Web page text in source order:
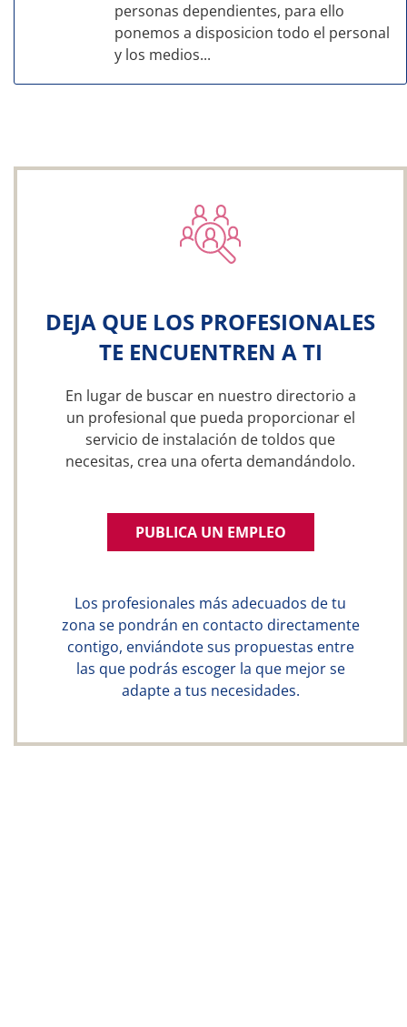
personas dependientes, para ello
ponemos a disposicion todo el personal
y los medios...
DEJA QUE LOS PROFESIONALES
TE ENCUENTREN A TI
En lugar de buscar en nuestro directorio a
un profesional que pueda proporcionar el
servicio de instalación de toldos que
necesitas, crea una oferta demandándolo.
PUBLICA UN EMPLEO
Los profesionales más adecuados de tu
zona se pondrán en contacto directamente
contigo, enviándote sus propuestas entre
las que podrás escoger la que mejor se
adapte a tus necesidades.